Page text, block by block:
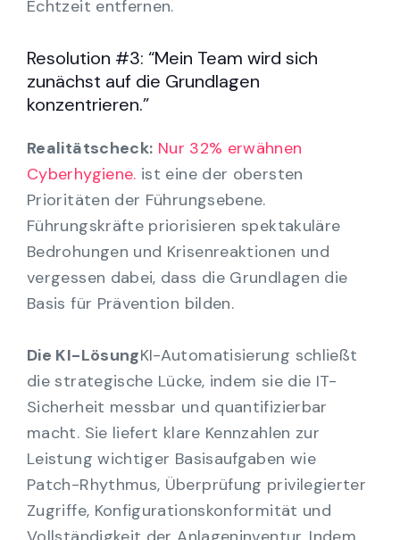
Echtzeit entfernen.
Resolution #3: “Mein Team wird sich
zunächst auf die Grundlagen
konzentrieren.”
Realitätscheck: Nur 32% erwähnen
Cyberhygiene. ist eine der obersten
Prioritäten der Führungsebene.
Führungskräfte priorisieren spektakuläre
Bedrohungen und Krisenreaktionen und
vergessen dabei, dass die Grundlagen die
Basis für Prävention bilden.
Die KI-LösungKI-Automatisierung schließt
die strategische Lücke, indem sie die IT-
Sicherheit messbar und quantifizierbar
macht. Sie liefert klare Kennzahlen zur
Leistung wichtiger Basisaufgaben wie
Patch-Rhythmus, Überprüfung privilegierter
Zugriffe, Konfigurationskonformität und